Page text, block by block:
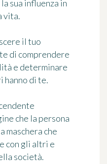
sua influenza in
vita.
il tuo
di comprendere
e determinare
hanno di te.
che la persona
maschera che
con gli altri e
società.